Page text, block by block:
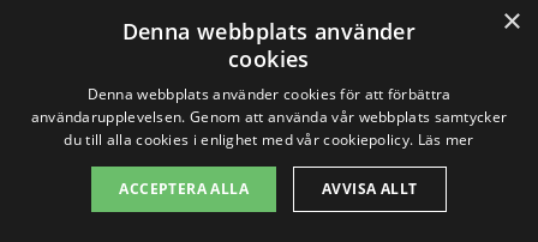
Hällefors
Frövi
Degerfors
Karlskoga
×
Denna webbplats använder
cookies
Denna webbplats använder cookies för att förbättra
användarupplevelsen. Genom att använda vår webbplats samtycker
du till alla cookies i enlighet med vår cookiepolicy. Läs mer
ACCEPTERA ALLA AVVISA ALLT